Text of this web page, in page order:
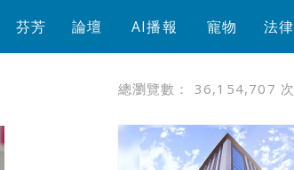
芬芳 論壇 AI播報 寵物 法律
總瀏覽數： 36,154,707 次